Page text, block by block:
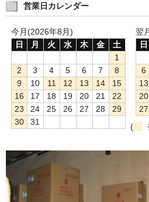
トナー再生の流れ
もっと安い販売店があります。何
リサイクルトナーで経費削減
リサイクルトナーの評価
リサイクルトナーを使える会社、
全国発送・送料無料
営業日カレンダー
今月(2026年8月)
日
月 火 水 木 金
土
1
2
3 4 5 6 7
8
9
10 11 12 13 14
15
16
17 18 19 20 21
22
23
24 25 26 27 28
29
30
31
翌
日
6
13
20
27
(